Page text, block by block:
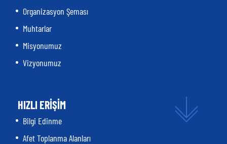
Organizasyon Şeması
Muhtarlar
Misyonumuz
Vizyonumuz
HIZLI ERİŞİM
Bilgi Edinme
Afet Toplanma Alanları